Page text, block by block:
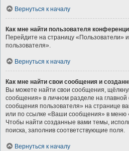
Вернуться к началу
Как мне найти пользователя
Перейдите на страницу «Пользователи»
пользователя».
Вернуться к началу
Как мне найти свои сообщения и
Вы можете найти свои сообщения,
сообщения» в личном разделе на
сообщения пользователя» на странице
или по ссылке «Ваши сообщения» в меню
Чтобы найти созданные вами темы,
поиска, заполнив соответствующие поля.
Вернуться к началу